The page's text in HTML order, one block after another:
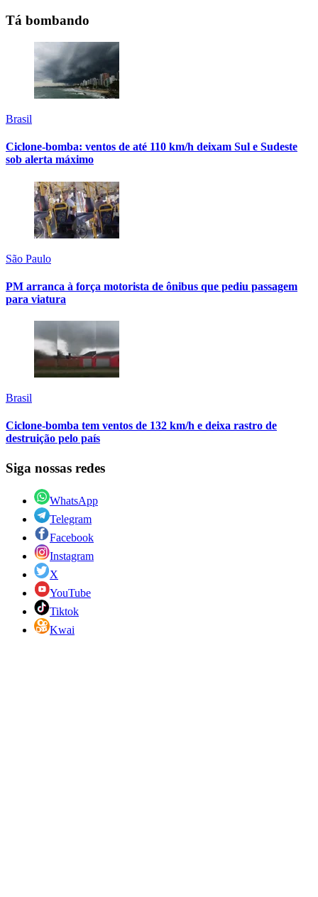
Tá bombando
Brasil
Ciclone-bomba: ventos de até 110 km/h deixam Sul e Sudeste
sob alerta máximo
São Paulo
PM arranca à força motorista de ônibus que pediu passagem
para viatura
Brasil
Ciclone-bomba tem ventos de 132 km/h e deixa rastro de
destruição pelo país
Siga nossas redes
WhatsApp
Telegram
Facebook
Instagram
X
YouTube
Tiktok
Kwai